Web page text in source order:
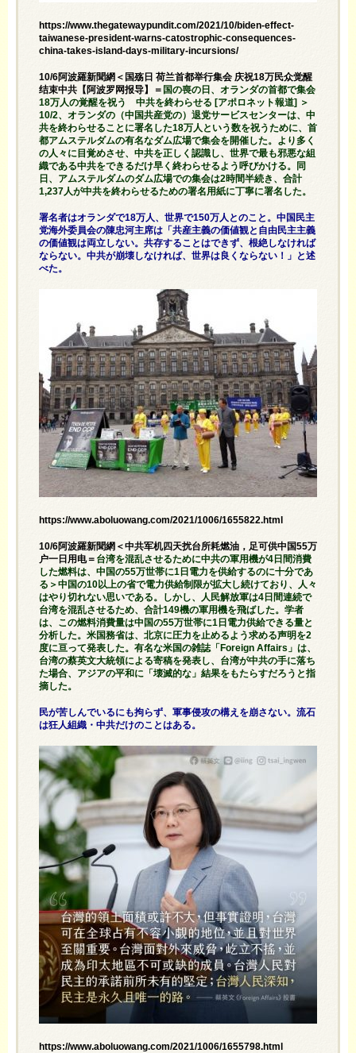
https://www.thegatewaypundit.com/2021/10/biden-effect-
taiwanese-president-warns-catostrophic-consequences-
china-takes-island-days-military-incursions/
10/6阿波羅新聞網＜国殇日 荷兰首都举行集会 庆祝18万民众觉醒
结束中共【阿波罗网报导】＝ 国の喪の日、オランダの首都で集会
18万人の覚醒を祝う 中共を終わらせる [アポロネット報道] ＞
10/2、オランダの（中国共産党の）退党サービスセンターは、中
共を終わらせることに署名した18万人という数を祝うために、首
都アムステルダムの有名なダム広場で集会を開催した。より多く
の人々に目覚めさせ、中共を正しく認識し、世界で最も邪悪な組
織である中共をできるだけ早く終わらせるよう呼びかける。同
日、アムステルダムのダム広場での集会は2時間半続き、合計
1,237人が中共を終わらせるための署名用紙に丁寧に署名した。
署名者はオランダで18万人、世界で150万人とのこと。中国民主
党海外委員会の陳忠河主席は「共産主義の価値観と自由民主主義
の価値観は両立しない。共存することはできず、根絶しなければ
ならない。中共が崩壊しなければ、世界は良くならない！」と述
べた。
https://www.aboluowang.com/2021/1006/1655822.html
10/6阿波羅新聞網＜中共军机四天扰台所耗燃油，足可供中国55万
户一日用电＝ 台湾を混乱させるために中共の軍用機が4日間消費
した燃料は、中国の55万世帯に1日電力を供給するのに十分であ
る＞中国の10以上の省で電力供給制限が拡大し続けており、人々
はやり切れない思いである。しかし、人民解放軍は4日間連続で
台湾を混乱させるため、合計149機の軍用機を飛ばした。学者
は、この燃料消費量は中国の55万世帯に1日電力供給できる量と
分析した。米国務省は、北京に圧力を止めるよう求める声明を2
度に亘って発表した。有名な米国の雑誌「Foreign Affairs」は、
台湾の蔡英文大統領による寄稿を発表し、台湾が中共の手に落ち
た場合、アジアの平和に「壊滅的な」結果をもたらすだろうと指
摘した。
民が苦しんでいるにも拘らず、軍事侵攻の構えを崩さない。流石
は狂人組織・中共だけのことはある。
https://www.aboluowang.com/2021/1006/1655798.html